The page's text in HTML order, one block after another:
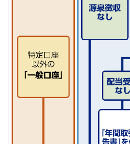
投資信託の一部ファンドにお
変更させていただきます。
投資信託口座開設・積立投信
ス取扱対象ファンド）
外貨預金
みずほグローバル口座（マルチ